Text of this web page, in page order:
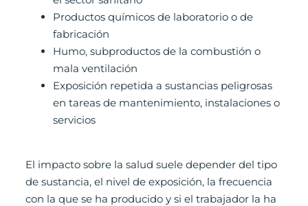
Productos químicos de laboratorio o de
fabricación
Humo, subproductos de la combustión o
mala ventilación
Exposición repetida a sustancias peligrosas
en tareas de mantenimiento, instalaciones o
servicios
El impacto sobre la salud suele depender del tipo
de sustancia, el nivel de exposición, la frecuencia
con la que se ha producido y si el trabajador la ha